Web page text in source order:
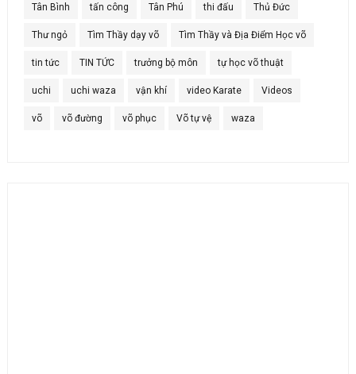
Tân Bình tấn công Tân Phú thi đấu Thủ Đức
Thư ngỏ Tìm Thầy dạy võ Tìm Thầy và Địa Điểm Học võ
tin tức TIN TỨC trưởng bộ môn tự học võ thuật
uchi uchi waza vận khí video Karate Videos
võ võ đường võ phục Võ tự vệ waza